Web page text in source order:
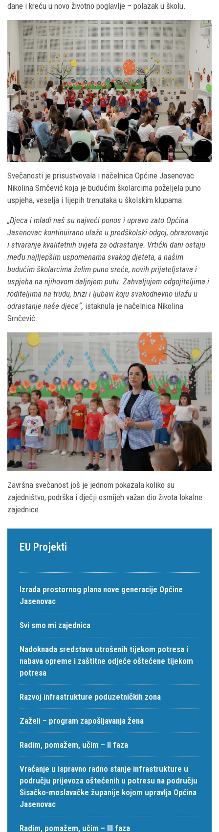
dane i kreću u novo životno poglavlje – polazak u školu.
Svečanosti je prisustvovala i načelnica Općine Jasenovac
Nikolina Srnčević koja je budućim školarcima poželjela puno
uspjeha, veselja i lijepih trenutaka u školskim klupama.
„Djeca i mladi naš su najveći ponos i upravo zato Općina
Jasenovac kontinuirano ulaže u predškolski odgoj, obrazovanje
i stvaranje kvalitetnih uvjeta za odrastanje. Vrtićki dani ostaju
među najljepšim uspomenama svakog djeteta, a našim
budućim školarcima želim puno sreće, novih prijateljstava i
uspjeha na njihovom daljnjem putu. Zahvaljujem odgojiteljima i
roditeljima na trudu, brizi i ljubavi koju svakodnevno ulažu u
odrastanje naše djece“, istaknula je načelnica Nikolina
Srnčević.
Završna svečanost još je jednom pokazala koliko su
zajedništvo, podrška i dječji osmijeh važan dio života lokalne
zajednice.
EU Projekti
Izrada prostornog plana nove generacije Općine
Jasenovac
Svi smo mi zajednica
Nadoknada sredstava utrošenih tijekom potresa i
nabava opreme i zaštitne odjeće oštećene tijekom
potresa
Razvoj infrastrukture poduzetničkih zona
Zaželi – program zapošljavanja žena
Radim, pomažem, učim – II faza
Vraćanje u ispravno radno stanje infrastrukture u
području prijevoza oštećenih u potresu na području
Sisačko-moslavačke županije kojom upravlja Općina
Jasenovac
Radim, pomažem, učim – III faza